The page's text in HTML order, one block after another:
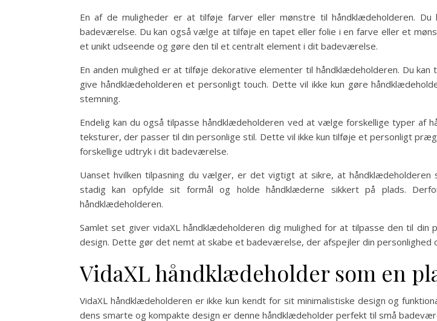
En af de muligheder er at tilføje farver eller mønstre til håndklædeholderen.
badeværelse. Du kan også vælge at tilføje en tapet eller folie i en farve eller et
et unikt udseende og gøre den til et centralt element i dit badeværelse.
En anden mulighed er at tilføje dekorative elementer til håndklædeholderen. Du
give håndklædeholderen et personligt touch. Dette vil ikke kun gøre
stemning.
Endelig kan du også tilpasse håndklædeholderen ved at vælge forskellige typer af
teksturer, der passer til din personlige stil. Dette vil ikke kun tilføje et personligt
forskellige udtryk i dit badeværelse.
Uanset hvilken tilpasning du vælger, er det vigtigt at sikre, at
stadig kan opfylde sit formål og holde håndklæderne sikkert på plads.
håndklædeholderen.
Samlet set giver vidaXL håndklædeholderen dig mulighed for at tilpasse den til
design. Dette gør det nemt at skabe et badeværelse, der afspejler din personlighed
VidaXL håndklædeholder som en
VidaXL håndklædeholderen er ikke kun kendt for sit minimalistiske design og
dens smarte og kompakte design er denne håndklædeholder perfekt til små